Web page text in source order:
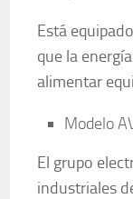
Está
que la
alimentar
Modelo
El grupo
industriales